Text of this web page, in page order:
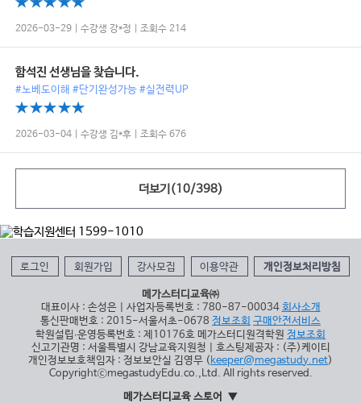
2026-03-29 | 수강생 강*정 | 조회수 214
함석진 선생님을 찾습니다.
#노베도이해 #단기완성가능 #실전력UP
2026-03-04 | 수강생 김*후 | 조회수 676
더보기(10/398)
로그인 회원가입 강사모집 이용약관 개인정보처리방침
메가스터디교육㈜
대표이사 : 손성은 | 사업자등록번호 : 780-87-00034 회사소개
통신판매번호 : 2015-서울서초-0678 정보조회 구매안전서비스
학원설립∙운영등록번호 : 제10176호 메가스터디원격학원 정보조회
신고기관명 : 서울특별시 강남교육지원청 | 호스팅제공자 : (주)케이티
개인정보보호책임자 : 정보보안실 김영무 ( keeper@megastudy.net)
CopyrightⓒmegastudyEdu.co.,Ltd. All rights reserved.
메가스터디교육 스토어